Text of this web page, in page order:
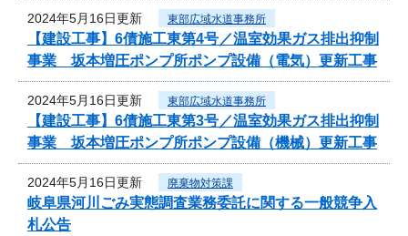
2024年5月16日更新 東部広域水道事務所
【建設工事】6債施工東第4号／温室効果ガス排出抑制
事業 坂本増圧ポンプ所ポンプ設備（電気）更新工事
2024年5月16日更新 東部広域水道事務所
【建設工事】6債施工東第3号／温室効果ガス排出抑制
事業 坂本増圧ポンプ所ポンプ設備（機械）更新工事
2024年5月16日更新 廃棄物対策課
岐阜県河川ごみ実態調査業務委託に関する一般競争入
札公告